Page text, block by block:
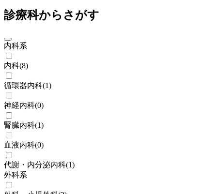
診療科からさがす
内科系
内科(8)
循環器内科(1)
神経内科(0)
腎臓内科(1)
血液内科(0)
代謝・内分泌内科(1)
外科系